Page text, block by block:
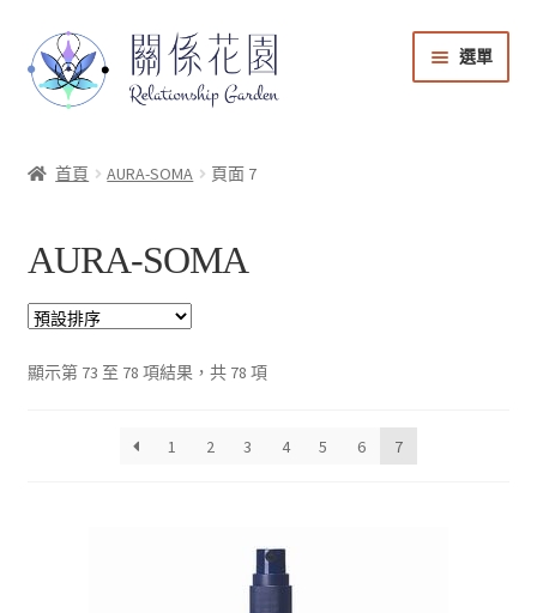
選單
會員登入
帳號與課程管理
回到關係花園官網
首頁 AURA-SOMA 頁面 7
AURA-SOMA
顯示第 73 至 78 項結果，共 78 項
1 2 3 4 5 6 7